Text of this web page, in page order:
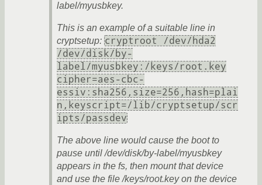
label/myusbkey.
This is an example of a suitable line in
cryptsetup: cryptroot /dev/hda2
/dev/disk/by-
label/myusbkey:/keys/root.key
cipher=aes-cbc-
essiv:sha256,size=256,hash=plai
n,keyscript=/lib/cryptsetup/scr
ipts/passdev
The above line would cause the boot to
pause until /dev/disk/by-label/myusbkey
appears in the fs, then mount that device
and use the file /keys/root.key on the device